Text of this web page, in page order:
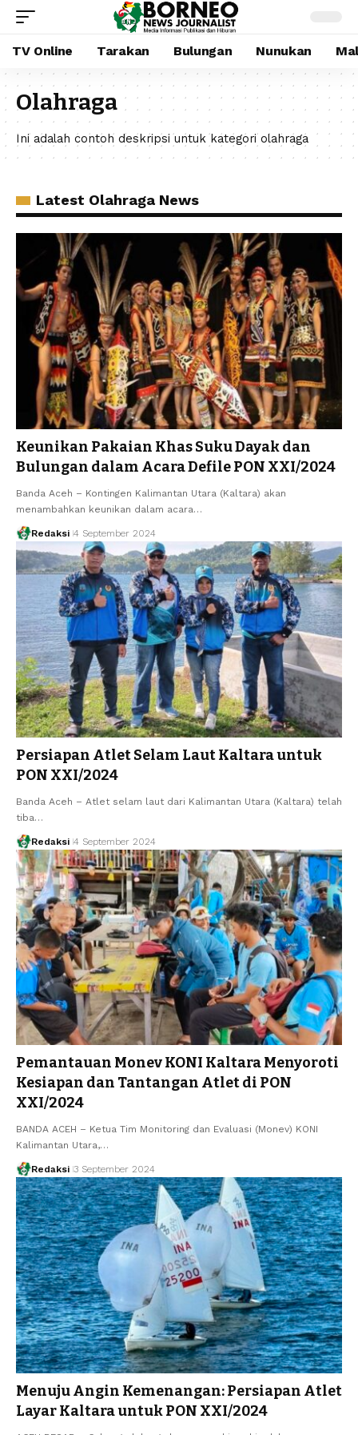
TV Online Tarakan Bulungan Nunukan
Olahraga
Ini adalah contoh deskripsi untuk kategori olahraga
Latest Olahraga News
Keunikan Pakaian Khas Suku Dayak dan
Bulungan dalam Acara Defile PON XXI/2024
Banda Aceh – Kontingen Kalimantan Utara (Kaltara) akan
menambahkan keunikan dalam acara…
Redaksi 4 September 2024
Persiapan Atlet Selam Laut Kaltara untuk
PON XXI/2024
Banda Aceh – Atlet selam laut dari Kalimantan Utara (Kaltara) telah
tiba…
Redaksi 4 September 2024
Pemantauan Monev KONI Kaltara Menyoroti
Kesiapan dan Tantangan Atlet di PON
XXI/2024
BANDA ACEH – Ketua Tim Monitoring dan Evaluasi (Monev) KONI
Kalimantan Utara,…
Redaksi 3 September 2024
Menuju Angin Kemenangan: Persiapan Atlet
Layar Kaltara untuk PON XXI/2024